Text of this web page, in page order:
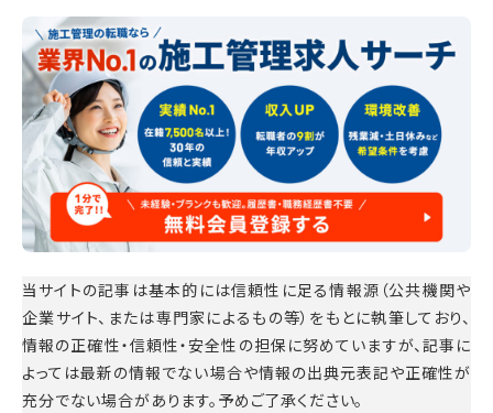
当サイトの記事は基本的には信頼性に足る情報源（公共機関や
企業サイト、または専門家によるもの等）をもとに執筆しており、
情報の正確性・信頼性・安全性の担保に努めていますが、記事に
よっては最新の情報でない場合や情報の出典元表記や正確性が
充分でない場合があります。予めご了承ください。